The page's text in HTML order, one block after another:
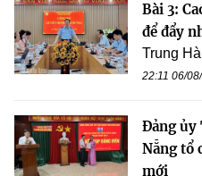
Bài 3:
để đẩy
Trung Hà
22:11 06/
Đảng ủy
Nẵng tổ
mới